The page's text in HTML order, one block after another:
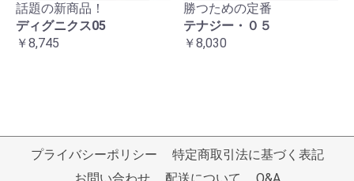
話題の新商品！
ディグニクス05
￥8,745
勝つための定番
テナジー・０５
￥8,030
プライバシーポリシー
特定商取引法に基づく表記